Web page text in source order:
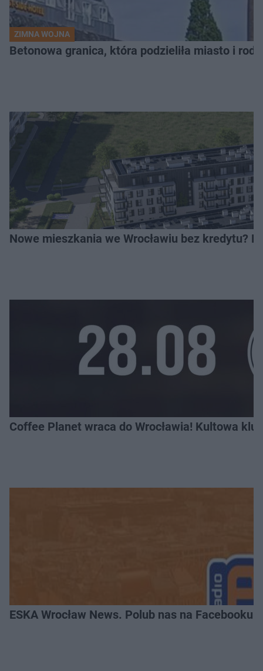
ZIMNA WOJNA
Betonowa granica, która podzieliła miasto i
Nowe mieszkania we Wrocławiu bez kredytu?
Coffee Planet wraca do Wrocławia! Kultowa
ESKA Wrocław News. Polub nas na Facebooku!